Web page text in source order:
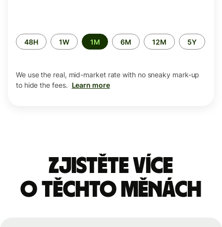
Time
period
48H 1W 1M 6M 12M 5Y
We use the real, mid-market rate with no sneaky mark-up
to hide the fees. Learn more
Zjistěte více
o těchto měnách